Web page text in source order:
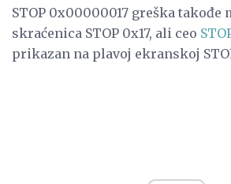
STOP 0x00000017 greška takođe
skraćenica STOP 0x17, ali ceo
prikazan na plavoj ekranskoj